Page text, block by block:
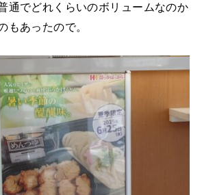
通でどれくらいのボリュームなのか
もあったので。